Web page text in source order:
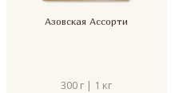
Азовская Ассорти
300 г | 1 кг